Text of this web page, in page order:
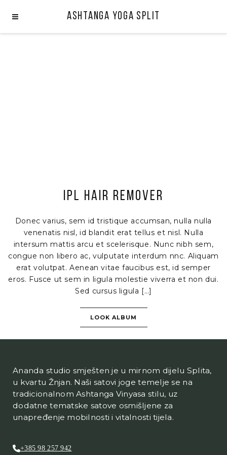
Ashtanga Yoga Split
IPL HAIR REMOVER
Donec varius, sem id tristique accumsan, nulla nulla
venenatis nisl, id blandit erat tellus et nisl. Nulla
intersum mattis arcu et scelerisque. Nunc nibh sem,
congue non libero ac, vulputate interdum nnc. Aliquam
erat volutpat. Aenean vitae faucibus est, id semper
eros. Fusce ut sem in ligula molestie viverra et non dui.
Sed cursus ligula […]
LOOK ALBUM
Ananda studio smješten je u mirnom dijelu Splita,
u kvartu Žnjan. Naši satovi joge temelje se na
tradicionalnom Ashtanga Vinyasa stilu, uz
dodatne tematske satove osmišljene za
unapređenje mobilnosti i vitalnosti tijela.
+385 98 257 942